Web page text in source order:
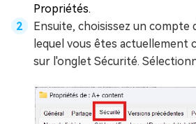
Propriétés.
Ensuite, choisissez un compte
lequel vous êtes actuellement
sur l'onglet Sécurité.